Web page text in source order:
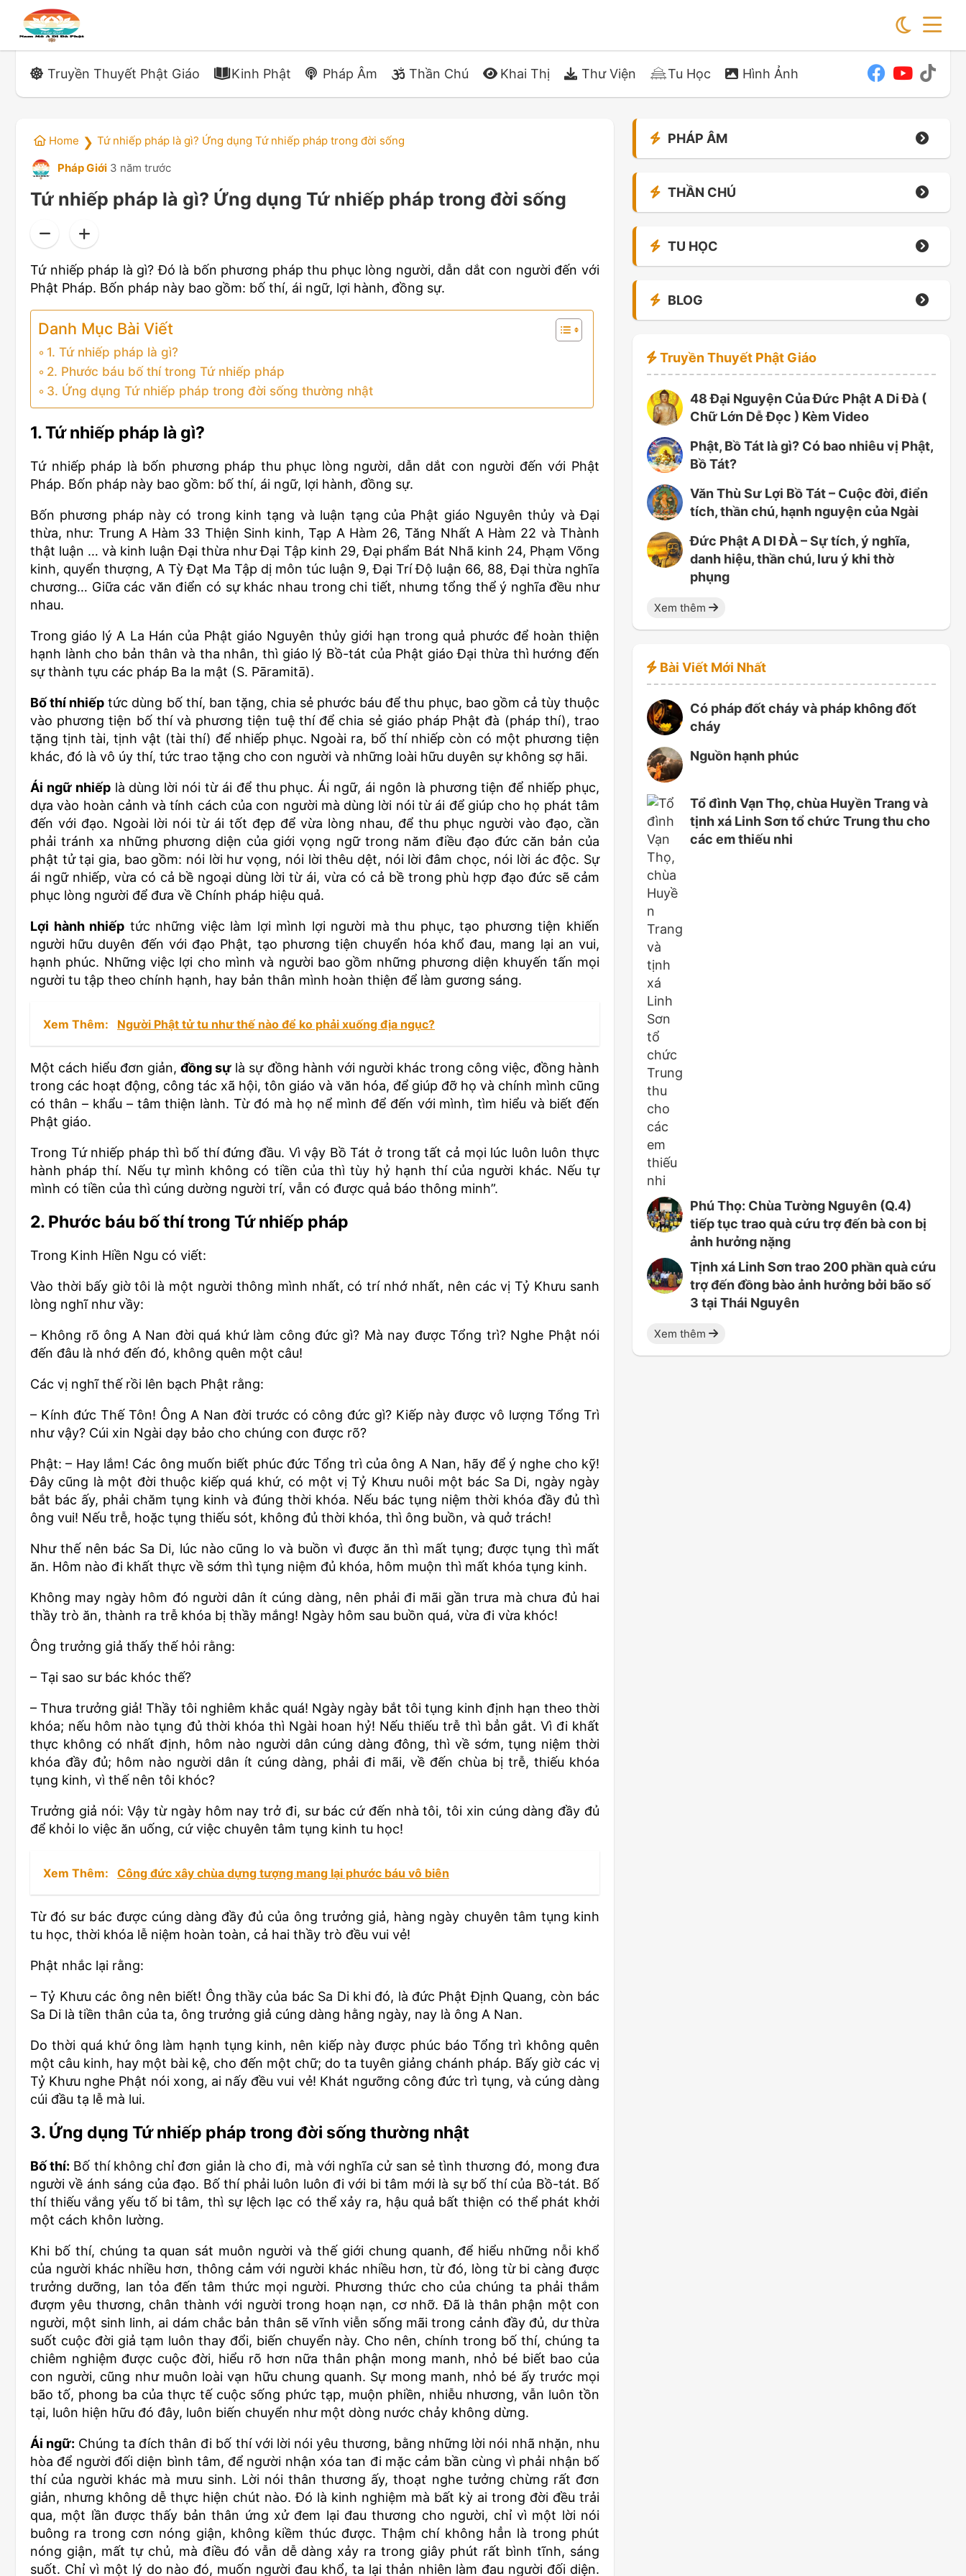
Truyền Thuyết Phật Giáo Kinh Phật Pháp Âm Thần Chú Khai Thị Thư Viện Tu Học Hình Ảnh
Home ❯ Tứ nhiếp pháp là gì? Ứng dụng Tứ nhiếp pháp trong đời sống
Pháp Giới 3 năm trước
Tứ nhiếp pháp là gì? Ứng dụng Tứ nhiếp pháp trong đời sống
Tứ nhiếp pháp là gì? Đó là bốn phương pháp thu phục lòng người, dẫn dắt con người đến với
Phật Pháp. Bốn pháp này bao gồm: bố thí, ái ngữ, lợi hành, đồng sự.
Danh Mục Bài Viết
1. Tứ nhiếp pháp là gì?
2. Phước báu bố thí trong Tứ nhiếp pháp
3. Ứng dụng Tứ nhiếp pháp trong đời sống thường nhật
1. Tứ nhiếp pháp là gì?
Tứ nhiếp pháp là bốn phương pháp thu phục lòng người, dẫn dắt con người đến với Phật
Pháp. Bốn pháp này bao gồm: bố thí, ái ngữ, lợi hành, đồng sự.
Bốn phương pháp này có trong kinh tạng và luận tạng của Phật giáo Nguyên thủy và Đại
thừa, như: Trung A Hàm 33 Thiện Sinh kinh, Tạp A Hàm 26, Tăng Nhất A Hàm 22 và Thành
thật luận … và kinh luận Đại thừa như Đại Tập kinh 29, Đại phẩm Bát Nhã kinh 24, Phạm Võng
kinh, quyển thượng, A Tỳ Đạt Ma Tập dị môn túc luận 9, Đại Trí Độ luận 66, 88, Đại thừa nghĩa
chương… Giữa các văn điển có sự khác nhau trong chi tiết, nhưng tổng thể ý nghĩa đều như
nhau.
Trong giáo lý A La Hán của Phật giáo Nguyên thủy giới hạn trong quả phước để hoàn thiện
hạnh lành cho bản thân và tha nhân, thì giáo lý Bồ-tát của Phật giáo Đại thừa thì hướng đến
sự thành tựu các pháp Ba la mật (S. Pāramitā).
Bố thí nhiếp tức dùng bố thí, ban tặng, chia sẻ phước báu để thu phục, bao gồm cả tùy thuộc
vào phương tiện bố thí và phương tiện tuệ thí để chia sẻ giáo pháp Phật đà (pháp thí), trao
tặng tịnh tài, tịnh vật (tài thí) để nhiếp phục. Ngoài ra, bố thí nhiếp còn có một phương tiện
khác, đó là vô úy thí, tức trao tặng cho con người và những loài hữu duyên sự không sợ hãi.
Ái ngữ nhiếplà dùng lời nói từ ái để thu phục. Ái ngữ, ái ngôn là phương tiện để nhiếp phục,
dựa vào hoàn cảnh và tính cách của con người mà dùng lời nói từ ái để giúp cho họ phát tâm
đến với đạo. Ngoài lời nói từ ái tốt đẹp để vừa lòng nhau, để thu phục người vào đạo, cần
phải tránh xa những phương diện của giới vọng ngữ trong năm điều đạo đức căn bản của
phật tử tại gia, bao gồm: nói lời hư vọng, nói lời thêu dệt, nói lời đâm chọc, nói lời ác độc. Sự
ái ngữ nhiếp, vừa có cả bề ngoại dùng lời từ ái, vừa có cả bề trong phù hợp đạo đức sẽ cảm
phục lòng người để đưa về Chính pháp hiệu quả.
Lợi hành nhiếp tức những việc làm lợi mình lợi người mà thu phục, tạo phương tiện khiến
người hữu duyên đến với đạo Phật, tạo phương tiện chuyển hóa khổ đau, mang lại an vui,
hạnh phúc. Những việc lợi cho mình và người bao gồm những phương diện khuyến tấn mọi
người tu tập theo chính hạnh, hay bản thân mình hoàn thiện để làm gương sáng.
Xem Thêm: Người Phật tử tu như thế nào để ko phải xuống địa ngục?
Một cách hiểu đơn giản,đồng sự là sự đồng hành với người khác trong công việc, đồng hành
trong các hoạt động, công tác xã hội, tôn giáo và văn hóa, để giúp đỡ họ và chính mình cũng
có thân – khẩu – tâm thiện lành. Từ đó mà họ nể mình để đến với mình, tìm hiểu và biết đến
Phật giáo.
Trong Tứ nhiếp pháp thì bố thí đứng đầu. Vì vậy Bồ Tát ở trong tất cả mọi lúc luôn luôn thực
hành pháp thí. Nếu tự mình không có tiền của thì tùy hỷ hạnh thí của người khác. Nếu tự
mình có tiền của thì cúng dường người trí, vẫn có được quả báo thông minh”.
2. Phước báu bố thí trong Tứ nhiếp pháp
Trong Kinh Hiền Ngu có viết:
Vào thời bấy giờ tôi là một người thông mình nhất, có trí nhớ nhất, nên các vị Tỷ Khưu sanh
lòng nghĩ như vầy:
– Không rõ ông A Nan đời quá khứ làm công đức gì? Mà nay được Tổng trì? Nghe Phật nói
đến đâu là nhớ đến đó, không quên một câu!
Các vị nghĩ thế rồi lên bạch Phật rằng:
– Kính đức Thế Tôn! Ông A Nan đời trước có công đức gì? Kiếp này được vô lượng Tổng Trì
như vậy? Cúi xin Ngài dạy bảo cho chúng con được rõ?
Phật: – Hay lắm! Các ông muốn biết phúc đức Tổng trì của ông A Nan, hãy để ý nghe cho kỹ!
Đây cũng là một đời thuộc kiếp quá khứ, có một vị Tỷ Khưu nuôi một bác Sa Di, ngày ngày
bắt bác ấy, phải chăm tụng kinh và đúng thời khóa. Nếu bác tụng niệm thời khóa đầy đủ thì
ông vui! Nếu trễ, hoặc tụng thiếu sót, không đủ thời khóa, thì ông buồn, và quở trách!
Như thế nên bác Sa Di, lúc nào cũng lo và buồn vì được ăn thì mất tụng; được tụng thì mất
ăn. Hôm nào đi khất thực về sớm thì tụng niệm đủ khóa, hôm muộn thì mất khóa tụng kinh.
Không may ngày hôm đó người dân ít cúng dàng, nên phải đi mãi gần trưa mà chưa đủ hai
thầy trò ăn, thành ra trễ khóa bị thầy mắng! Ngày hôm sau buồn quá, vừa đi vừa khóc!
Ông trưởng giả thấy thế hỏi rằng:
– Tại sao sư bác khóc thế?
– Thưa trưởng giả! Thầy tôi nghiêm khắc quá! Ngày ngày bắt tôi tụng kinh định hạn theo thời
khóa; nếu hôm nào tụng đủ thời khóa thì Ngài hoan hỷ! Nếu thiếu trễ thì bẳn gắt. Vì đi khất
thực không có nhất định, hôm nào người dân cúng dàng đông, thì về sớm, tụng niệm thời
khóa đầy đủ; hôm nào người dân ít cúng dàng, phải đi mãi, về đến chùa bị trễ, thiếu khóa
tụng kinh, vì thế nên tôi khóc?
Trưởng giả nói: Vậy từ ngày hôm nay trở đi, sư bác cứ đến nhà tôi, tôi xin cúng dàng đầy đủ
để khỏi lo việc ăn uống, cứ việc chuyên tâm tụng kinh tu học!
Xem Thêm: Công đức xây chùa dựng tượng mang lại phước báu vô biên
Từ đó sư bác được cúng dàng đầy đủ của ông trưởng giả, hàng ngày chuyên tâm tụng kinh
tu học, thời khóa lễ niệm hoàn toàn, cả hai thầy trò đều vui vẻ!
Phật nhắc lại rằng:
– Tỷ Khưu các ông nên biết! Ông thầy của bác Sa Di khi đó, là đức Phật Định Quang, còn bác
Sa Di là tiền thân của ta, ông trưởng giả cúng dàng hằng ngày, nay là ông A Nan.
Do thời quá khứ ông làm hạnh tụng kinh, nên kiếp này được phúc báo Tổng trì không quên
một câu kinh, hay một bài kệ, cho đến một chữ; do ta tuyên giảng chánh pháp. Bấy giờ các vị
Tỷ Khưu nghe Phật nói xong, ai nấy đều vui vẻ! Khát ngưỡng công đức trì tụng, và cúng dàng
cúi đầu tạ lễ mà lui.
3. Ứng dụng Tứ nhiếp pháp trong đời sống thường nhật
Bố thí: Bố thí không chỉ đơn giản là cho đi, mà với nghĩa cử san sẻ tình thương đó, mong đưa
người về ánh sáng của đạo. Bố thí phải luôn luôn đi với bi tâm mới là sự bố thí của Bồ-tát. Bố
thí thiếu vắng yếu tố bi tâm, thì sự lệch lạc có thể xảy ra, hậu quả bất thiện có thể phát khởi
một cách khôn lường.
Khi bố thí, chúng ta quan sát muôn người và thế giới chung quanh, để hiểu những nỗi khổ
của người khác nhiều hơn, thông cảm với người khác nhiều hơn, từ đó, lòng từ bi càng được
trưởng dưỡng, lan tỏa đến tâm thức mọi người. Phương thức cho của chúng ta phải thắm
đượm yêu thương, chân thành với người trong hoạn nạn, cơ nhỡ. Đã là thân phận một con
người, một sinh linh, ai dám chắc bản thân sẽ vĩnh viễn sống mãi trong cảnh đầy đủ, dư thừa
suốt cuộc đời giả tạm luôn thay đổi, biến chuyển này. Cho nên, chính trong bố thí, chúng ta
chiêm nghiệm được cuộc đời, hiểu rõ hơn nữa thân phận mong manh, nhỏ bé biết bao của
con người, cũng như muôn loài vạn hữu chung quanh. Sự mong manh, nhỏ bé ấy trước mọi
bão tố, phong ba của thực tế cuộc sống phức tạp, muộn phiền, nhiễu nhương, vẫn luôn tồn
tại, luôn hiện hữu đó đây, luôn biến chuyển như một dòng nước chảy không dừng.
Ái ngữ: Chúng ta đích thân đi bố thí với lời nói yêu thương, bằng những lời nói nhã nhặn, nhu
hòa để người đối diện bình tâm, để người nhận xóa tan đi mặc cảm bần cùng vì phải nhận bố
thí của người khác mà mưu sinh. Lời nói thân thương ấy, thoạt nghe tưởng chừng rất đơn
giản, nhưng không dễ thực hiện chút nào. Đó là kinh nghiệm mà bất kỳ ai trong đời đều trải
qua, một lần được thấy bản thân ứng xử đem lại đau thương cho người, chỉ vì một lời nói
buông ra trong cơn nóng giận, không kiềm thúc được. Thậm chí không hẳn là trong phút
nóng giận, mất tự chủ, mà điều đó vẫn dễ dàng xảy ra trong giây phút rất bình tĩnh, sáng
suốt. Chỉ vì một lý do nào đó, muốn người đau khổ, ta lại thản nhiên làm đau người đối diện.
PHÁP ÂM
THẦN CHÚ
TU HỌC
BLOG
Truyền Thuyết Phật Giáo
48 Đại Nguyện Của Đức Phật A Di Đà (
Chữ Lớn Dễ Đọc ) Kèm Video
Phật, Bồ Tát là gì? Có bao nhiêu vị Phật,
Bồ Tát?
Văn Thù Sư Lợi Bồ Tát – Cuộc đời, điển
tích, thần chú, hạnh nguyện của Ngài
Đức Phật A DI ĐÀ – Sự tích, ý nghĩa,
danh hiệu, thần chú, lưu ý khi thờ
phụng
Xem thêm
Bài Viết Mới Nhất
Có pháp đốt cháy và pháp không đốt
cháy
Nguồn hạnh phúc
Tổ đình Vạn Thọ, chùa Huyền Trang và
tịnh xá Linh Sơn tổ chức Trung thu cho
các em thiếu nhi
Phú Thọ: Chùa Tường Nguyên (Q.4)
tiếp tục trao quà cứu trợ đến bà con bị
ảnh hưởng nặng
Tịnh xá Linh Sơn trao 200 phần quà cứu
trợ đến đồng bào ảnh hưởng bởi bão số
3 tại Thái Nguyên
Xem thêm